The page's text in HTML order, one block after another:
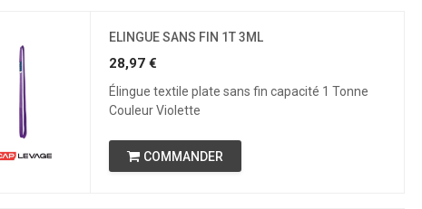
ELINGUE SANS FIN 1T 3ML
28,97€
Élingue textile plate sans fin capacité 1 Tonne
Couleur Violette
COMMANDER